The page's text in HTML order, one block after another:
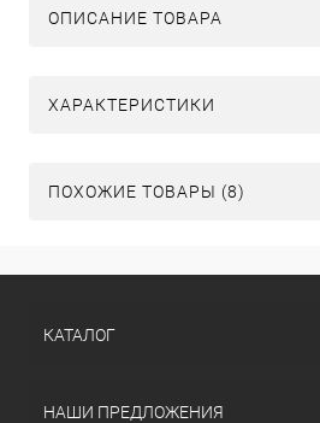
ОПИСАНИЕ ТОВАРА
ХАРАКТЕРИСТИКИ
ПОХОЖИЕ ТОВАРЫ (8)
КАТАЛОГ
НАШИ ПРЕДЛОЖЕНИЯ